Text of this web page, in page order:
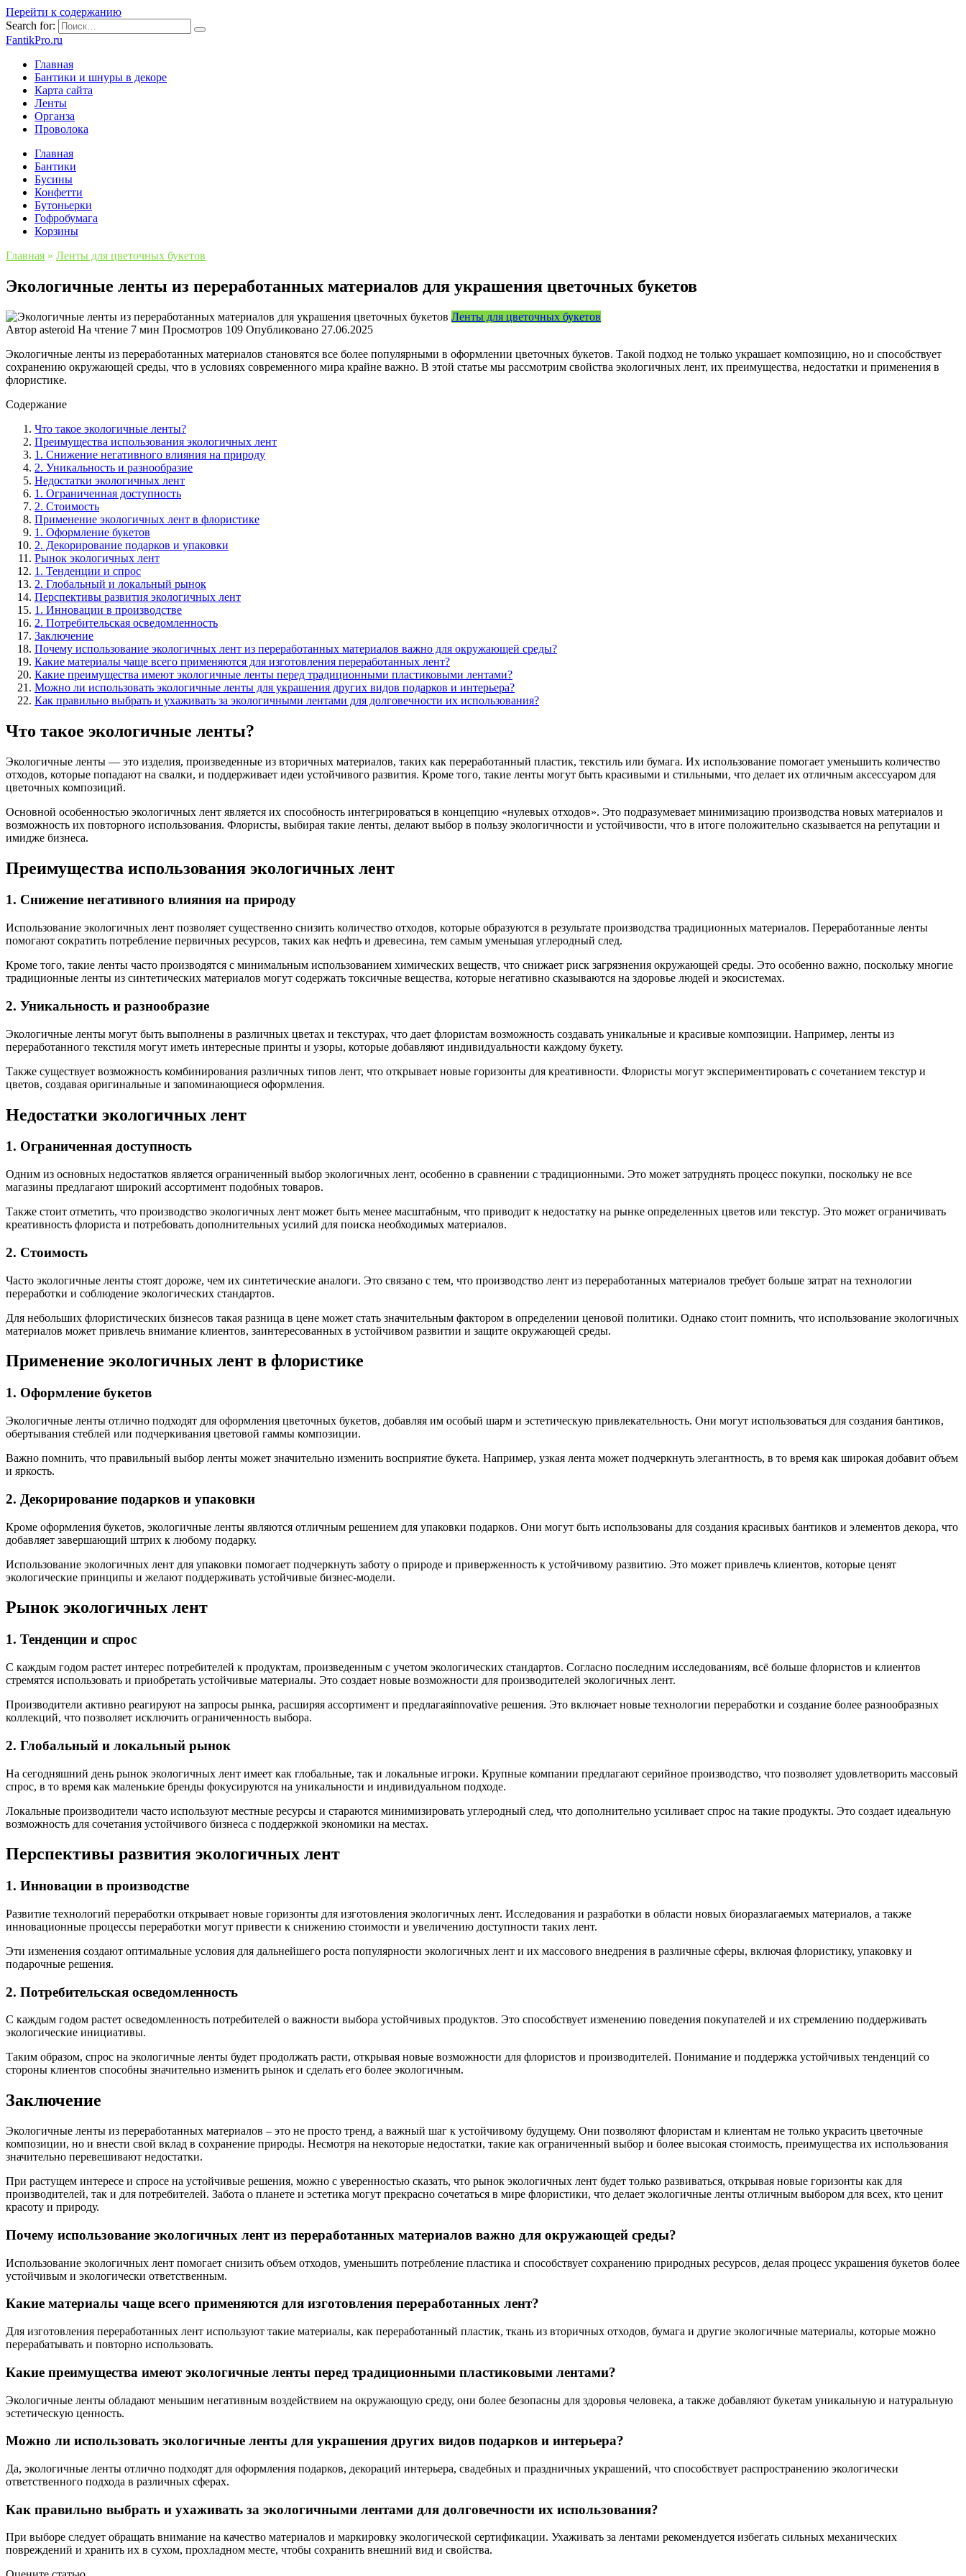
Перейти к содержанию
Search for:
FantikPro.ru
Главная
Бантики и шнуры в декоре
Карта сайта
Ленты
Органза
Проволока
Главная
Бантики
Бусины
Конфетти
Бутоньерки
Гофробумага
Корзины
Главная » Ленты для цветочных букетов
Экологичные ленты из переработанных материалов для украшения цветочных букетов
Ленты для цветочных букетов
Автор asteroid На чтение 7 мин Просмотров 109 Опубликовано 27.06.2025
Экологичные ленты из переработанных материалов становятся все более популярными в оформлении цветочных букетов. Такой подход не только украшает композицию, но и способствует
сохранению окружающей среды, что в условиях современного мира крайне важно. В этой статье мы рассмотрим свойства экологичных лент, их преимущества, недостатки и применения в
флористике.
Содержание
Что такое экологичные ленты?
Преимущества использования экологичных лент
1. Снижение негативного влияния на природу
2. Уникальность и разнообразие
Недостатки экологичных лент
1. Ограниченная доступность
2. Стоимость
Применение экологичных лент в флористике
1. Оформление букетов
2. Декорирование подарков и упаковки
Рынок экологичных лент
1. Тенденции и спрос
2. Глобальный и локальный рынок
Перспективы развития экологичных лент
1. Инновации в производстве
2. Потребительская осведомленность
Заключение
Почему использование экологичных лент из переработанных материалов важно для окружающей среды?
Какие материалы чаще всего применяются для изготовления переработанных лент?
Какие преимущества имеют экологичные ленты перед традиционными пластиковыми лентами?
Можно ли использовать экологичные ленты для украшения других видов подарков и интерьера?
Как правильно выбрать и ухаживать за экологичными лентами для долговечности их использования?
Что такое экологичные ленты?
Экологичные ленты — это изделия, произведенные из вторичных материалов, таких как переработанный пластик, текстиль или бумага. Их использование помогает уменьшить количество
отходов, которые попадают на свалки, и поддерживает идеи устойчивого развития. Кроме того, такие ленты могут быть красивыми и стильными, что делает их отличным аксессуаром для
цветочных композиций.
Основной особенностью экологичных лент является их способность интегрироваться в концепцию «нулевых отходов». Это подразумевает минимизацию производства новых материалов и
возможность их повторного использования. Флористы, выбирая такие ленты, делают выбор в пользу экологичности и устойчивости, что в итоге положительно сказывается на репутации и
имидже бизнеса.
Преимущества использования экологичных лент
1. Снижение негативного влияния на природу
Использование экологичных лент позволяет существенно снизить количество отходов, которые образуются в результате производства традиционных материалов. Переработанные ленты
помогают сократить потребление первичных ресурсов, таких как нефть и древесина, тем самым уменьшая углеродный след.
Кроме того, такие ленты часто производятся с минимальным использованием химических веществ, что снижает риск загрязнения окружающей среды. Это особенно важно, поскольку многие
традиционные ленты из синтетических материалов могут содержать токсичные вещества, которые негативно сказываются на здоровье людей и экосистемах.
2. Уникальность и разнообразие
Экологичные ленты могут быть выполнены в различных цветах и текстурах, что дает флористам возможность создавать уникальные и красивые композиции. Например, ленты из
переработанного текстиля могут иметь интересные принты и узоры, которые добавляют индивидуальности каждому букету.
Также существует возможность комбинирования различных типов лент, что открывает новые горизонты для креативности. Флористы могут экспериментировать с сочетанием текстур и
цветов, создавая оригинальные и запоминающиеся оформления.
Недостатки экологичных лент
1. Ограниченная доступность
Одним из основных недостатков является ограниченный выбор экологичных лент, особенно в сравнении с традиционными. Это может затруднять процесс покупки, поскольку не все
магазины предлагают широкий ассортимент подобных товаров.
Также стоит отметить, что производство экологичных лент может быть менее масштабным, что приводит к недостатку на рынке определенных цветов или текстур. Это может ограничивать
креативность флориста и потребовать дополнительных усилий для поиска необходимых материалов.
2. Стоимость
Часто экологичные ленты стоят дороже, чем их синтетические аналоги. Это связано с тем, что производство лент из переработанных материалов требует больше затрат на технологии
переработки и соблюдение экологических стандартов.
Для небольших флористических бизнесов такая разница в цене может стать значительным фактором в определении ценовой политики. Однако стоит помнить, что использование экологичных
материалов может привлечь внимание клиентов, заинтересованных в устойчивом развитии и защите окружающей среды.
Применение экологичных лент в флористике
1. Оформление букетов
Экологичные ленты отлично подходят для оформления цветочных букетов, добавляя им особый шарм и эстетическую привлекательность. Они могут использоваться для создания бантиков,
обертывания стеблей или подчеркивания цветовой гаммы композиции.
Важно помнить, что правильный выбор ленты может значительно изменить восприятие букета. Например, узкая лента может подчеркнуть элегантность, в то время как широкая добавит объем
и яркость.
2. Декорирование подарков и упаковки
Кроме оформления букетов, экологичные ленты являются отличным решением для упаковки подарков. Они могут быть использованы для создания красивых бантиков и элементов декора, что
добавляет завершающий штрих к любому подарку.
Использование экологичных лент для упаковки помогает подчеркнуть заботу о природе и приверженность к устойчивому развитию. Это может привлечь клиентов, которые ценят
экологические принципы и желают поддерживать устойчивые бизнес-модели.
Рынок экологичных лент
1. Тенденции и спрос
С каждым годом растет интерес потребителей к продуктам, произведенным с учетом экологических стандартов. Согласно последним исследованиям, всё больше флористов и клиентов
стремятся использовать и приобретать устойчивые материалы. Это создает новые возможности для производителей экологичных лент.
Производители активно реагируют на запросы рынка, расширяя ассортимент и предлагаяinnovative решения. Это включает новые технологии переработки и создание более разнообразных
коллекций, что позволяет исключить ограниченность выбора.
2. Глобальный и локальный рынок
На сегодняшний день рынок экологичных лент имеет как глобальные, так и локальные игроки. Крупные компании предлагают серийное производство, что позволяет удовлетворить массовый
спрос, в то время как маленькие бренды фокусируются на уникальности и индивидуальном подходе.
Локальные производители часто используют местные ресурсы и стараются минимизировать углеродный след, что дополнительно усиливает спрос на такие продукты. Это создает идеальную
возможность для сочетания устойчивого бизнеса с поддержкой экономики на местах.
Перспективы развития экологичных лент
1. Инновации в производстве
Развитие технологий переработки открывает новые горизонты для изготовления экологичных лент. Исследования и разработки в области новых биоразлагаемых материалов, а также
инновационные процессы переработки могут привести к снижению стоимости и увеличению доступности таких лент.
Эти изменения создают оптимальные условия для дальнейшего роста популярности экологичных лент и их массового внедрения в различные сферы, включая флористику, упаковку и
подарочные решения.
2. Потребительская осведомленность
С каждым годом растет осведомленность потребителей о важности выбора устойчивых продуктов. Это способствует изменению поведения покупателей и их стремлению поддерживать
экологические инициативы.
Таким образом, спрос на экологичные ленты будет продолжать расти, открывая новые возможности для флористов и производителей. Понимание и поддержка устойчивых тенденций со
стороны клиентов способны значительно изменить рынок и сделать его более экологичным.
Заключение
Экологичные ленты из переработанных материалов – это не просто тренд, а важный шаг к устойчивому будущему. Они позволяют флористам и клиентам не только украсить цветочные
композиции, но и внести свой вклад в сохранение природы. Несмотря на некоторые недостатки, такие как ограниченный выбор и более высокая стоимость, преимущества их использования
значительно перевешивают недостатки.
При растущем интересе и спросе на устойчивые решения, можно с уверенностью сказать, что рынок экологичных лент будет только развиваться, открывая новые горизонты как для
производителей, так и для потребителей. Забота о планете и эстетика могут прекрасно сочетаться в мире флористики, что делает экологичные ленты отличным выбором для всех, кто ценит
красоту и природу.
Почему использование экологичных лент из переработанных материалов важно для окружающей среды?
Использование экологичных лент помогает снизить объем отходов, уменьшить потребление пластика и способствует сохранению природных ресурсов, делая процесс украшения букетов более
устойчивым и экологически ответственным.
Какие материалы чаще всего применяются для изготовления переработанных лент?
Для изготовления переработанных лент используют такие материалы, как переработанный пластик, ткань из вторичных отходов, бумага и другие экологичные материалы, которые можно
перерабатывать и повторно использовать.
Какие преимущества имеют экологичные ленты перед традиционными пластиковыми лентами?
Экологичные ленты обладают меньшим негативным воздействием на окружающую среду, они более безопасны для здоровья человека, а также добавляют букетам уникальную и натуральную
эстетическую ценность.
Можно ли использовать экологичные ленты для украшения других видов подарков и интерьера?
Да, экологичные ленты отлично подходят для оформления подарков, декораций интерьера, свадебных и праздничных украшений, что способствует распространению экологически
ответственного подхода в различных сферах.
Как правильно выбрать и ухаживать за экологичными лентами для долговечности их использования?
При выборе следует обращать внимание на качество материалов и маркировку экологической сертификации. Ухаживать за лентами рекомендуется избегать сильных механических
повреждений и хранить их в сухом, прохладном месте, чтобы сохранить внешний вид и свойства.